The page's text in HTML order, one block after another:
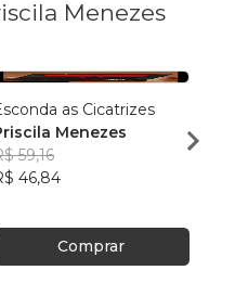
Menezes
as Cicatrizes
Menezes
59,16
46,84
Comprar
ainda